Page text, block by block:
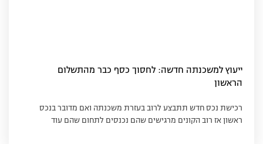
ייעוץ למשכנתה חדשה: לחסוך כסף כבר מהתשלום
הראשון‏
רכישת נכס חדש תתבצע לרוב בעזרת משכנתה ואם מדובר בנכס
ראשון אז רוב הקונים מרגישים שהם נכנסים לתחום שהם עוד